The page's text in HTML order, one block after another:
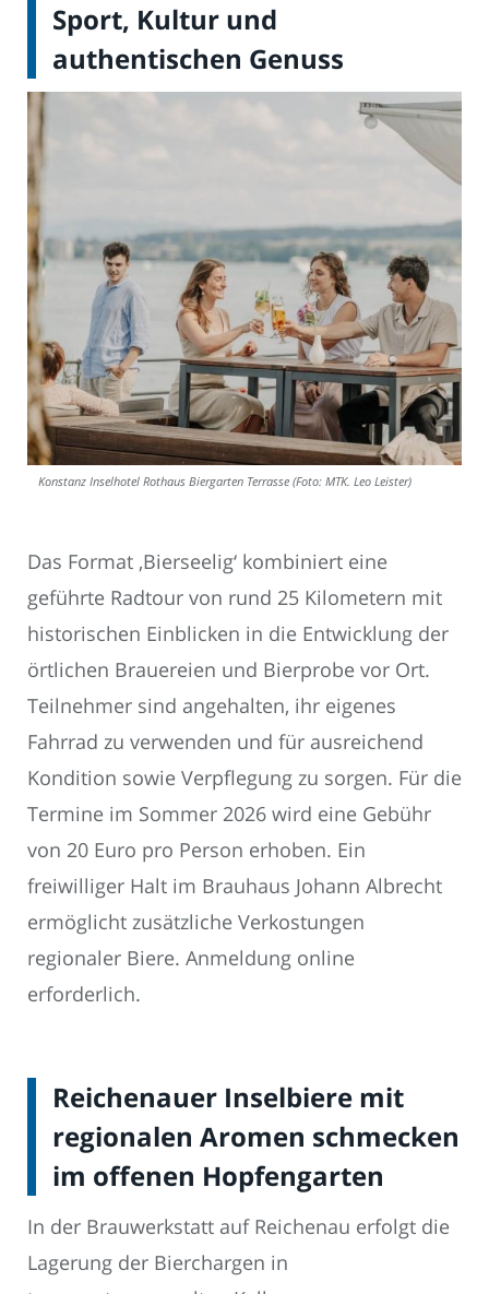
Sport, Kultur und
authentischen Genuss
Konstanz Inselhotel Rothaus Biergarten Terrasse (Foto: MTK. Leo Leister)
Das Format ‚Bierseelig‘ kombiniert eine
geführte Radtour von rund 25 Kilometern mit
historischen Einblicken in die Entwicklung der
örtlichen Brauereien und Bierprobe vor Ort.
Teilnehmer sind angehalten, ihr eigenes
Fahrrad zu verwenden und für ausreichend
Kondition sowie Verpflegung zu sorgen. Für die
Termine im Sommer 2026 wird eine Gebühr
von 20 Euro pro Person erhoben. Ein
freiwilliger Halt im Brauhaus Johann Albrecht
ermöglicht zusätzliche Verkostungen
regionaler Biere. Anmeldung online
erforderlich.
Reichenauer Inselbiere mit
regionalen Aromen schmecken
im offenen Hopfengarten
In der Brauwerkstatt auf Reichenau erfolgt die
Lagerung der Bierchargen in